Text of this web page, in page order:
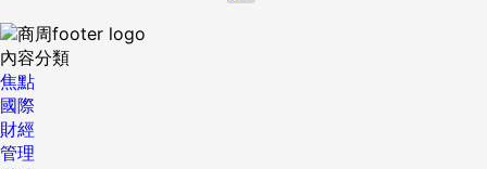
內容分類
焦點
國際
財經
管理